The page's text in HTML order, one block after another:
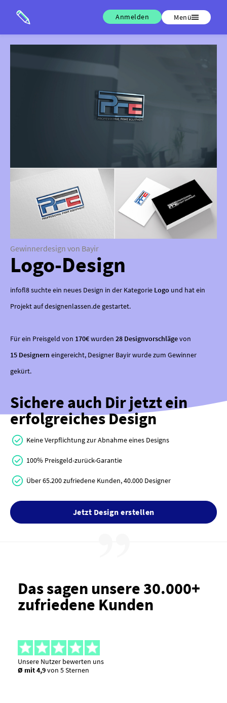
Anmelden Menü
Gewinnerdesign von Bayir
Logo-Design
infofl8 suchte ein neues Design in der Kategorie Logo und hat ein
Projekt auf designenlassen.de gestartet.
Für ein Preisgeld von 170€wurden 28 Designvorschlägevon
15 Designern eingereicht, Designer Bayir wurde zum Gewinner
gekürt.
Sichere auch Dir jetzt ein
erfolgreiches Design
Keine Verpflichtung zur Abnahme eines Designs
100% Preisgeld-zurück-Garantie
Über 65.200 zufriedene Kunden, 40.000 Designer
Jetzt Design erstellen
Das sagen unsere 30.000+
zufriedene Kunden
Unsere Nutzer bewerten uns
Ø mit 4,9von 5 Sternen